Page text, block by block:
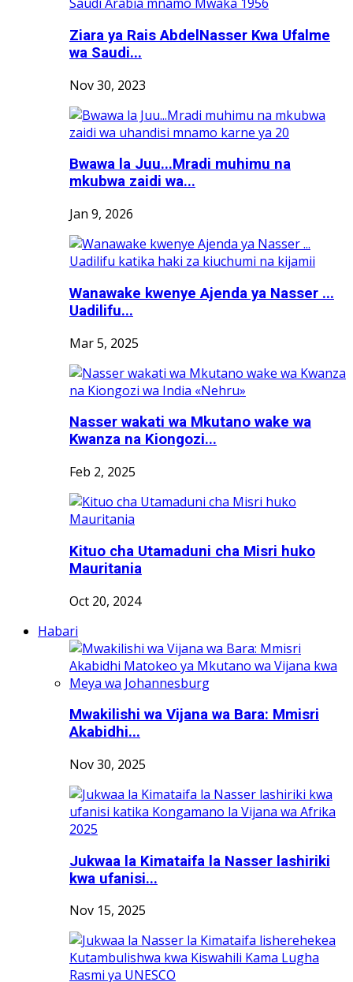
Ziara ya Rais AbdelNasser Kwa Ufalme
wa Saudi...
Nov 30, 2023
Bwawa la Juu...Mradi muhimu na
mkubwa zaidi wa...
Jan 9, 2026
Wanawake kwenye Ajenda ya Nasser ...
Uadilifu...
Mar 5, 2025
Nasser wakati wa Mkutano wake wa
Kwanza na Kiongozi...
Feb 2, 2025
Kituo cha Utamaduni cha Misri huko
Mauritania
Oct 20, 2024
Habari
Mwakilishi wa Vijana wa Bara: Mmisri
Akabidhi...
Nov 30, 2025
Jukwaa la Kimataifa la Nasser lashiriki
kwa ufanisi...
Nov 15, 2025